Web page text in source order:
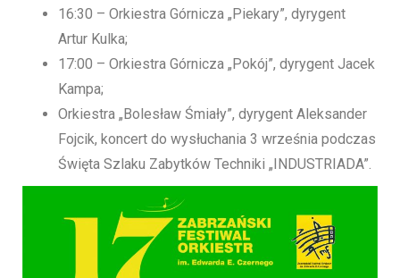
16:30 – Orkiestra Górnicza „Piekary”, dyrygent
Artur Kulka;
17:00 – Orkiestra Górnicza „Pokój”, dyrygent Jacek
Kampa;
Orkiestra „Bolesław Śmiały”, dyrygent Aleksander
Fojcik, koncert do wysłuchania 3 września podczas
Święta Szlaku Zabytków Techniki „INDUSTRIADA”.